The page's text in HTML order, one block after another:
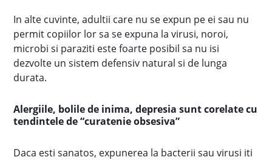
In alte cuvinte, adultii care nu se expun pe ei sau nu
permit copiilor lor sa se expuna la virusi, noroi,
microbi si paraziti este foarte posibil sa nu isi
dezvolte un sistem defensiv natural si de lunga
durata.
Alergiile, bolile de inima, depresia sunt corelate cu
tendintele de “curatenie obsesiva”
Daca esti sanatos, expunerea la bacterii sau virusi iti